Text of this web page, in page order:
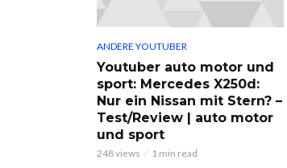
ANDERE YOUTUBER
Youtuber auto motor und
sport: Mercedes X250d:
Nur ein Nissan mit Stern? –
Test/Review | auto motor
und sport
248 views 1 min read